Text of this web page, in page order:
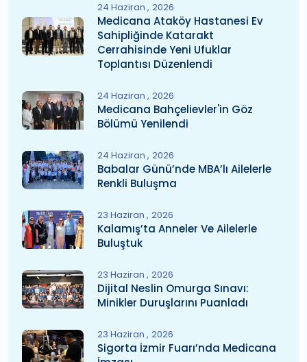
24 Haziran 2026
Medicana Ataköy Hastanesi Ev
Sahipliğinde Katarakt
Cerrahisinde Yeni Ufuklar
Toplantısı Düzenlendi
24 Haziran 2026
Medicana Bahçelievler'in Göz
Bölümü Yenilendi
24 Haziran 2026
Babalar Günü’nde MBA’lı Ailelerle
Renkli Buluşma
23 Haziran 2026
Kalamış’ta Anneler Ve Ailelerle
Buluştuk
23 Haziran 2026
Dijital Neslin Omurga Sınavı:
Minikler Duruşlarını Puanladı
23 Haziran 2026
Sigorta İzmir Fuarı’nda Medicana